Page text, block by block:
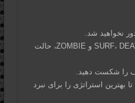
پنج حالت مختلف بازی: از بین حالت‌های SURF، DEATHRUN، ARMS RACE، DEATHMATCH و ZOMBIE، حالت
استراتژی را برای نبرد